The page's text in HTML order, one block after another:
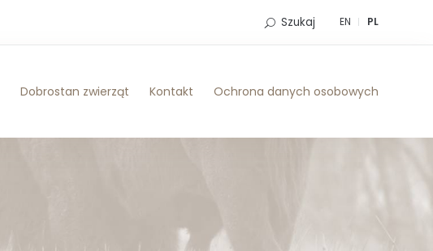
EN PL
Szukaj
Dobrostan zwierząt Kontakt Ochrona danych osobowych